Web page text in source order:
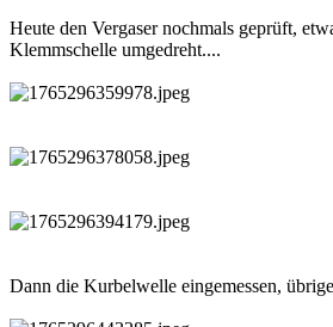
Heute den Vergaser nochmals geprüft,
Klemmschelle umgedreht....
Dann die Kurbelwelle eingemessen,